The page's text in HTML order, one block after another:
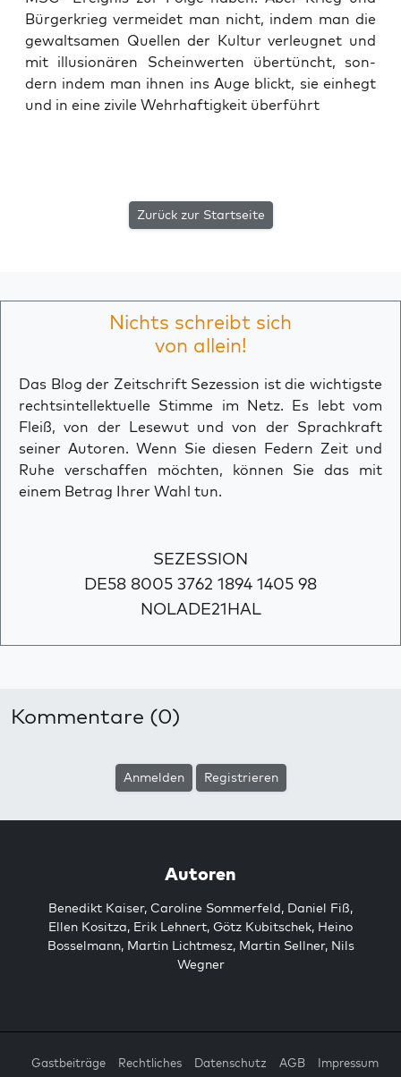
Bür­ger­krieg ver­mei­det man nicht, indem man die
gewalt­sa­men Quel­len der Kul­tur ver­leug­net und
mit illu­sio­nä­ren Schein­wer­ten über­tüncht, son­
dern indem man ihnen ins Auge blickt, sie ein­hegt
und in eine zivi­le Wehr­haf­tig­keit überführt
Zurück zur Startseite
Nichts schreibt sich
von allein!
Das Blog der Zeitschrift Sezession ist die wichtigste
rechtsintellektuelle Stimme im Netz. Es lebt vom
Fleiß, von der Lesewut und von der Sprachkraft
seiner Autoren. Wenn Sie diesen Federn Zeit und
Ruhe verschaffen möchten, können Sie das mit
einem Betrag Ihrer Wahl tun.
SEZESSION
DE58 8005 3762 1894 1405 98
NOLADE21HAL
Kommentare (0)
Anmelden Registrieren
Autoren
Benedikt Kaiser, Caroline Sommerfeld, Daniel Fiß,
Ellen Kositza, Erik Lehnert, Götz Kubitschek, Heino
Bosselmann, Martin Lichtmesz, Martin Sellner, Nils
Wegner
Gastbeiträge Rechtliches Datenschutz AGB Impressum